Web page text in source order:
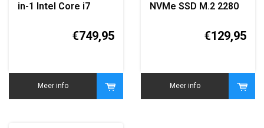
in-1 Intel Core i7
SSD AZERTY (Frans
€749,95
Meer info
NVMe SSD M.2 2280
€129,95
Meer info